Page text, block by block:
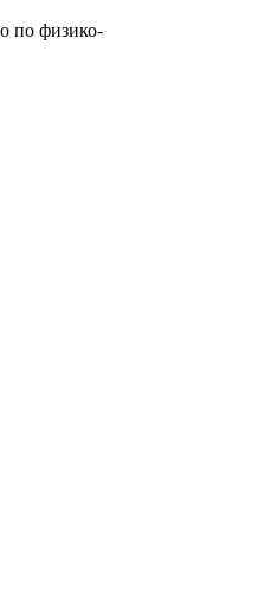
по физико-